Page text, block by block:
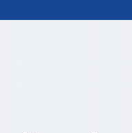
TRANSPARENCIA